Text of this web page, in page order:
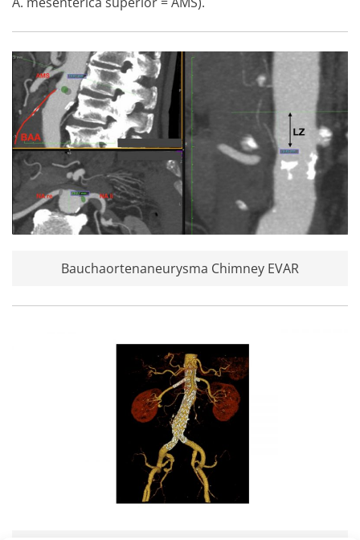
Bauchaortenaneurysma Chimney EVAR